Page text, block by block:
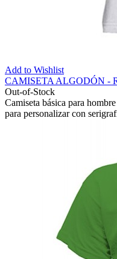
Add to Wishlist
CAMISETA ALGODÓN -
Out-of-Stock
Camiseta básica para
para personalizar con